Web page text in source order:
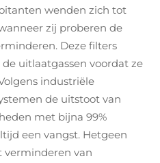
wenden zich tot
zij proberen de
Deze filters
uitlaatgassen voordat ze
industriële
de uitstoot van
met bijna 99%
een vangst. Hetgeen
verminderen van